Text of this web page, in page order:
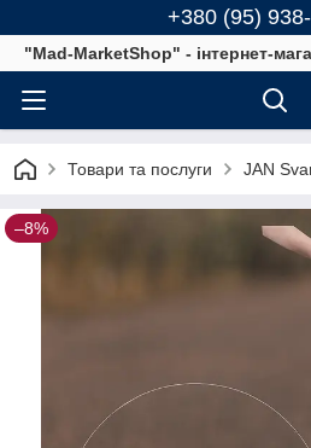
+380 (95)
"Mad-MarketShop" - інтернет-
Товари та послуги JAN
–8%